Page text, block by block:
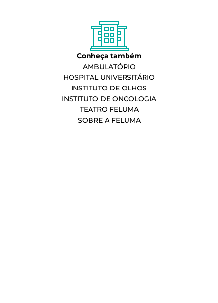
Conheça também
AMBULATÓRIO
HOSPITAL UNIVERSITÁRIO
INSTITUTO DE OLHOS
INSTITUTO DE ONCOLOGIA
TEATRO FELUMA
SOBRE A FELUMA